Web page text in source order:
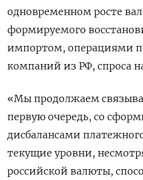
одновременном росте
формируемого
импортом, операциями
компаний из РФ, спроса
«Мы продолжаем
первую очередь, со
дисбалансами
текущие уровни,
российской валюты,